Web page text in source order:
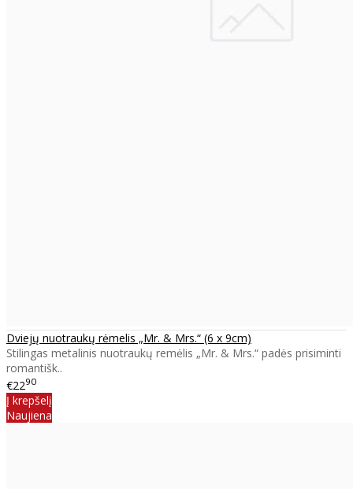
Dviejų nuotraukų rėmelis „Mr. & Mrs.“ (6 x 9cm)
Stilingas metalinis nuotraukų remėlis „Mr. & Mrs.“ padės prisiminti
romantišk..
€2290
Į krepšelį
Naujiena